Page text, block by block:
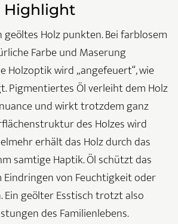
Highlight
Holz punkten. Bei farblosem
Farbe und Maserung
Holzoptik wird „angefeuert“, wie
Pigmentiertes Öl verleiht dem Holz
und wirkt trotzdem ganz
des Holzes wird
erhält das Holz durch das
samtige Haptik. Öl schützt das
Eindringen von Feuchtigkeit oder
Ein geölter Esstisch trotzt also
des Familienlebens.